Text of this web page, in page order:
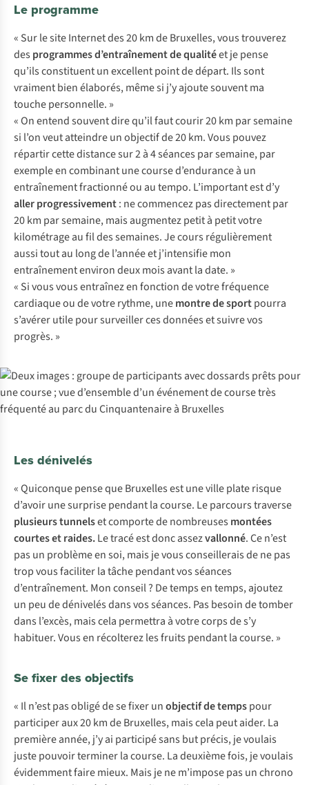
Le programme
« Sur le site Internet des 20 km de Bruxelles, vous trouverez
des programmes d’entraînement de qualitéet je pense
qu’ils constituent un excellent point de départ. Ils sont
vraiment bien élaborés, même si j’y ajoute souvent ma
touche personnelle. »
« On entend souvent dire qu’il faut courir 20 km par semaine
si l’on veut atteindre un objectif de 20 km. Vous pouvez
répartir cette distance sur 2 à 4 séances par semaine, par
exemple en combinant une course d’endurance à un
entraînement fractionné ou au tempo. L’important est d’y
aller progressivement: ne commencez pas directement par
20 km par semaine, mais augmentez petit à petit votre
kilométrage au fil des semaines. Je cours régulièrement
aussi tout au long de l’année et j’intensifie mon
entraînement environ deux mois avant la date. »
« Si vous vous entraînez en fonction de votre fréquence
cardiaque ou de votre rythme, unemontre de sportpourra
s’avérer utile pour surveiller ces données et suivre vos
progrès. »
Les dénivelés
« Quiconque pense que Bruxelles est une ville plate risque
d’avoir une surprise pendant la course. Le parcours traverse
plusieurs tunnelset comporte de nombreuses montées
courtes et raides.Le tracé est donc assezvallonné. Ce n’est
pas un problème en soi, mais je vous conseillerais de ne pas
trop vous faciliter la tâche pendant vos séances
d’entraînement. Mon conseil ? De temps en temps, ajoutez
un peu de dénivelés dans vos séances. Pas besoin de tomber
dans l’excès, mais cela permettra à votre corps de s’y
habituer. Vous en récolterez les fruits pendant la course. »
Se fixer des objectifs
« Il n’est pas obligé de se fixer unobjectif de tempspour
participer aux 20 km de Bruxelles, mais cela peut aider. La
première année, j’y ai participé sans but précis, je voulais
juste pouvoir terminer la course. La deuxième fois, je voulais
évidemment faire mieux. Mais je ne m’impose pas un chrono